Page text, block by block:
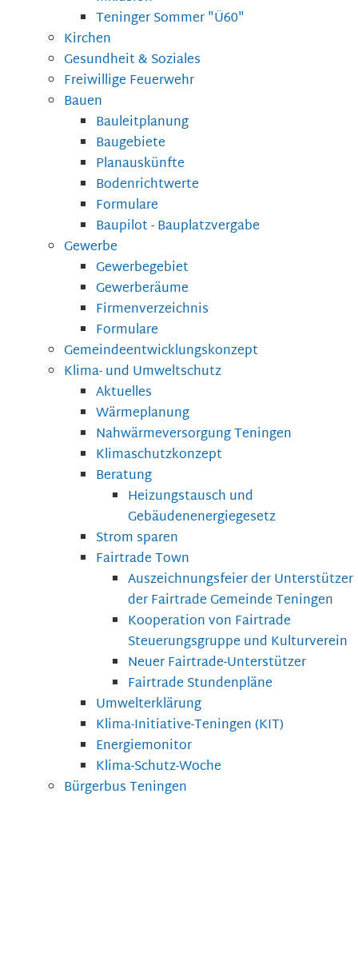
Teninger Sommer "Ü60"
Kirchen
Gesundheit & Soziales
Freiwillige Feuerwehr
Bauen
Bauleitplanung
Baugebiete
Planauskünfte
Bodenrichtwerte
Formulare
Baupilot - Bauplatzvergabe
Gewerbe
Gewerbegebiet
Gewerberäume
Firmenverzeichnis
Formulare
Gemeindeentwicklungskonzept
Klima- und Umweltschutz
Aktuelles
Wärmeplanung
Nahwärmeversorgung Teningen
Klimaschutzkonzept
Beratung
Heizungstausch und
Gebäudenenergiegesetz
Strom sparen
Fairtrade Town
Auszeichnungsfeier der Unterstützer
der Fairtrade Gemeinde Teningen
Kooperation von Fairtrade
Steuerungsgruppe und Kulturverein
Neuer Fairtrade-Unterstützer
Fairtrade Stundenpläne
Umwelterklärung
Klima-Initiative-Teningen (KIT)
Energiemonitor
Klima-Schutz-Woche
Bürgerbus Teningen